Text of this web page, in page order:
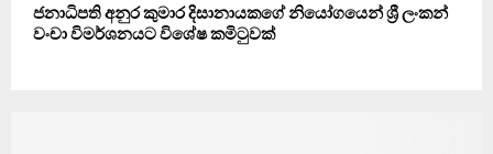
ජනාධිපති අනුර කුමාර දිසානායකගේ නියෝගයෙන් ශ්‍රී ලංකන්
වංචා විමර්ශනයට විශේෂ කමිටුවක්